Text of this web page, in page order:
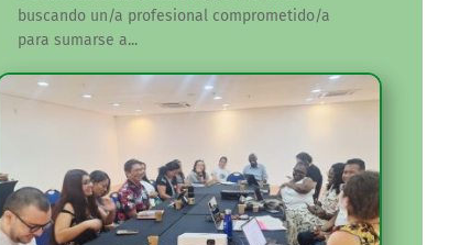
buscando un/a profesional comprometido/a
para sumarse a...